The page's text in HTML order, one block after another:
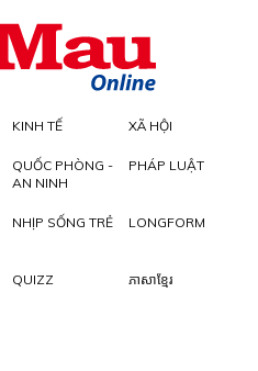
KINH TẾ XÃ HỘI
QUỐC PHÒNG -
AN NINH
PHÁP LUẬT
NHỊP SỐNG TRẺ LONGFORM
QUIZZ ភាសាខ្មែរ